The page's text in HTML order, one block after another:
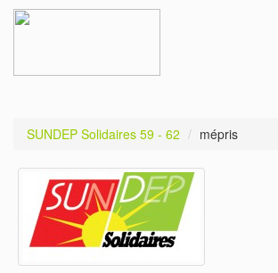
SUNDEP Solidaires 59 - 62 mépris